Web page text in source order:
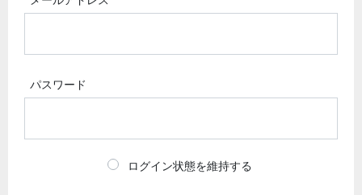
パスワード
ログイン状態を維持する